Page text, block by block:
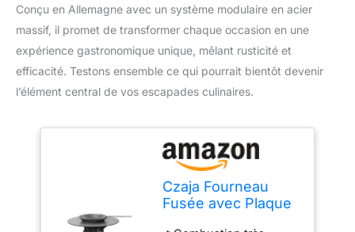
Conçu en Allemagne avec un système modulaire en acier
massif, il promet de transformer chaque occasion en une
expérience gastronomique unique, mêlant rusticité et
efficacité. Testons ensemble ce qui pourrait bientôt devenir
l’élément central de vos escapades culinaires.
Czaja Fourneau
Fusée avec Plaque